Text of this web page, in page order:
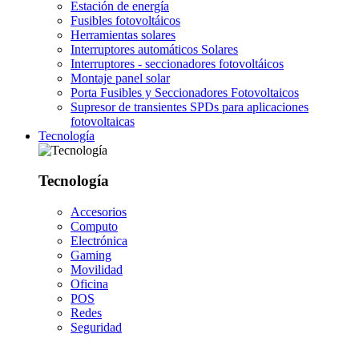
Estación de energía
Fusibles fotovoltáicos
Herramientas solares
Interruptores automáticos Solares
Interruptores - seccionadores fotovoltáicos
Montaje panel solar
Porta Fusibles y Seccionadores Fotovoltaicos
Supresor de transientes SPDs para aplicaciones
fotovoltaicas
Tecnología
Tecnología
Accesorios
Computo
Electrónica
Gaming
Movilidad
Oficina
POS
Redes
Seguridad